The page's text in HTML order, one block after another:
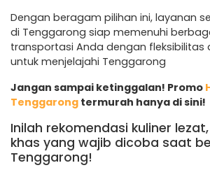
Dengan beragam pilihan ini, layanan
di Tenggarong siap memenuhi
transportasi Anda dengan fleksibilitas
untuk menjelajahi Tenggarong
Jangan sampai ketinggalan! Promo
Tenggarong termurah hanya di sini!
Inilah rekomendasi kuliner
khas yang wajib dicoba saat
Tenggarong!